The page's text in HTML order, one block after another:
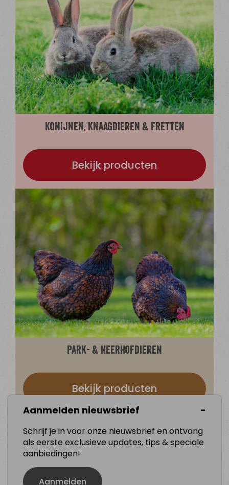
Konijnen, Knaagdieren & Fretten
Bekijk producten
Park- & Neerhofdieren
Bekijk producten
Aanmelden nieuwsbrief
Schrijf je in voor onze nieuwsbrief en ontvang
als eerste exclusieve updates, tips & speciale
aanbiedingen!
Aanmelden